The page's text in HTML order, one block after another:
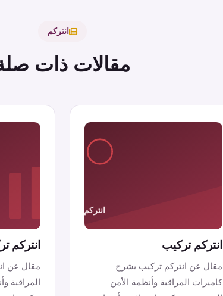
انتركم
مقالات ذات
انتركم تركيب
مقال عن انتركم تركيب يشرح
كاميرات المراقبة وأنظمة الأمن
انتركم
مقال عن
المراقبة